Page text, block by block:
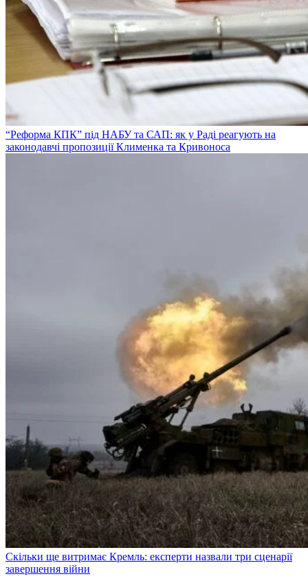
“Реформа КПК” під НАБУ та САП: як у Раді реагують на
законодавчі пропозиції Клименка та Кривоноса
Скільки ще витримає Кремль: експерти назвали три сценарії
завершення війни